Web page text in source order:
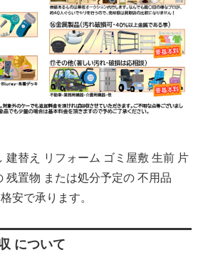
建替え リフォーム ゴミ屋敷 生前 片
残置物 または処分予定の 不用品
安で承ります。
について